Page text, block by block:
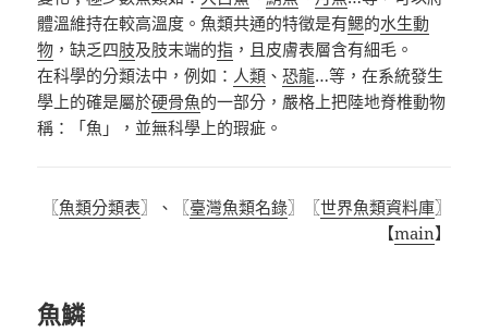
體溫維持在較高溫度。魚類共通的特徵是有鰓的水生動
物 ，缺乏四肢及肢末端的指 ，且皮膚表層含有細毛。
在科學的分類法中，例如： 人類 、恐龍…等，在系統發生
學上的確是屬於硬骨魚的一部分，嚴格上把陸地脊椎動物
稱：「魚」，並無科學上的瑕疵。
〖魚類分類表〗、〖臺灣魚類名錄〗〖世界魚類資料庫〗
【main】
魚鱗